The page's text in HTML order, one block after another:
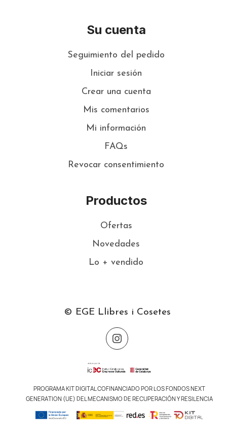
Su cuenta
Seguimiento del pedido
Iniciar sesión
Crear una cuenta
Mis comentarios
Mi información
FAQs
Revocar consentimiento
Productos
Ofertas
Novedades
Lo + vendido
© EGE Llibres i Cosetes
PROGRAMA KIT DIGITAL COFINANCIADO POR LOS FONDOS NEXT
GENERATION (UE) DEL MECANISMO DE RECUPERACIÓN Y RESILENCIA